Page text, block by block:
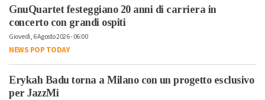
GnuQuartet festeggiano 20 anni di carriera in
concerto con grandi ospiti
Giovedì, 6 Agosto 2026 - 06:00
NEWS POP TODAY
Erykah Badu torna a Milano con un progetto esclusivo
per JazzMi